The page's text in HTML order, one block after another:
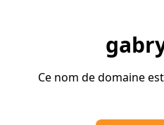
Ce nom de domaine